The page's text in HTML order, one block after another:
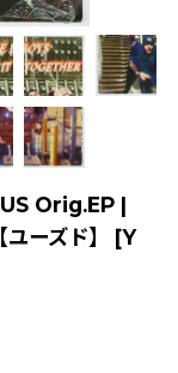
Orig.EP |
ズド】
[Y